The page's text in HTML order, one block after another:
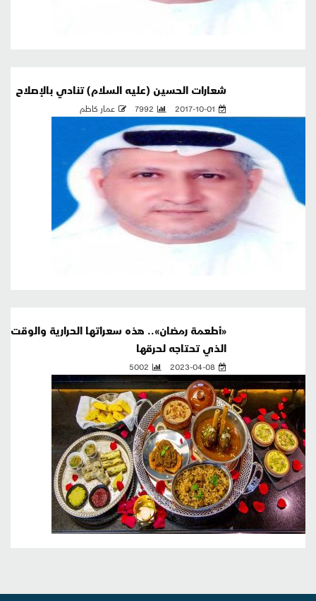
شعارات الحسين (عليه السلام) تنادي بالإصلاح
2017-10-01
7992 عمار كاظم
«أطعمة رمضان».. هذه سعراتها الحرارية والوقت
الذي تحتاجه لحرقها
2023-04-08
5002